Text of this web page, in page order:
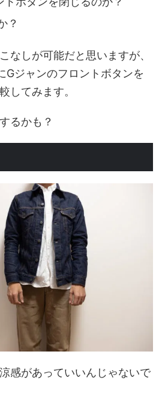
？
なしが可能だと思いますが、
Gジャンのフロントボタンを
してみます。
るかも？
感があっていいんじゃないで